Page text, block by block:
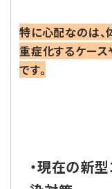
特に心配なのは
重症化するケー
です。
・現在の新